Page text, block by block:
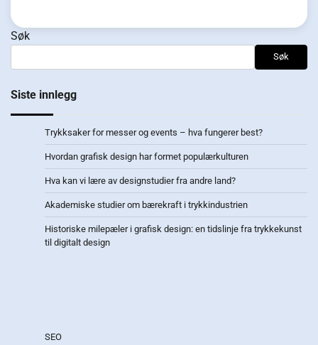
Søk
Søk
Siste innlegg
Trykksaker for messer og events – hva fungerer best?
Hvordan grafisk design har formet populærkulturen
Hva kan vi lære av designstudier fra andre land?
Akademiske studier om bærekraft i trykkindustrien
Historiske milepæler i grafisk design: en tidslinje fra trykkekunst
til digitalt design
SEO